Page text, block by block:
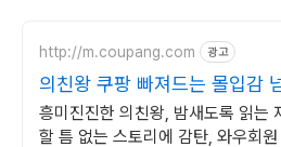
http://m.coupang.com 광고
의친왕 쿠팡 빠져드는 몰입감
흥미진진한 의친왕, 밤새도록 읽는
할 틈 없는 스토리에 감탄, 와우회